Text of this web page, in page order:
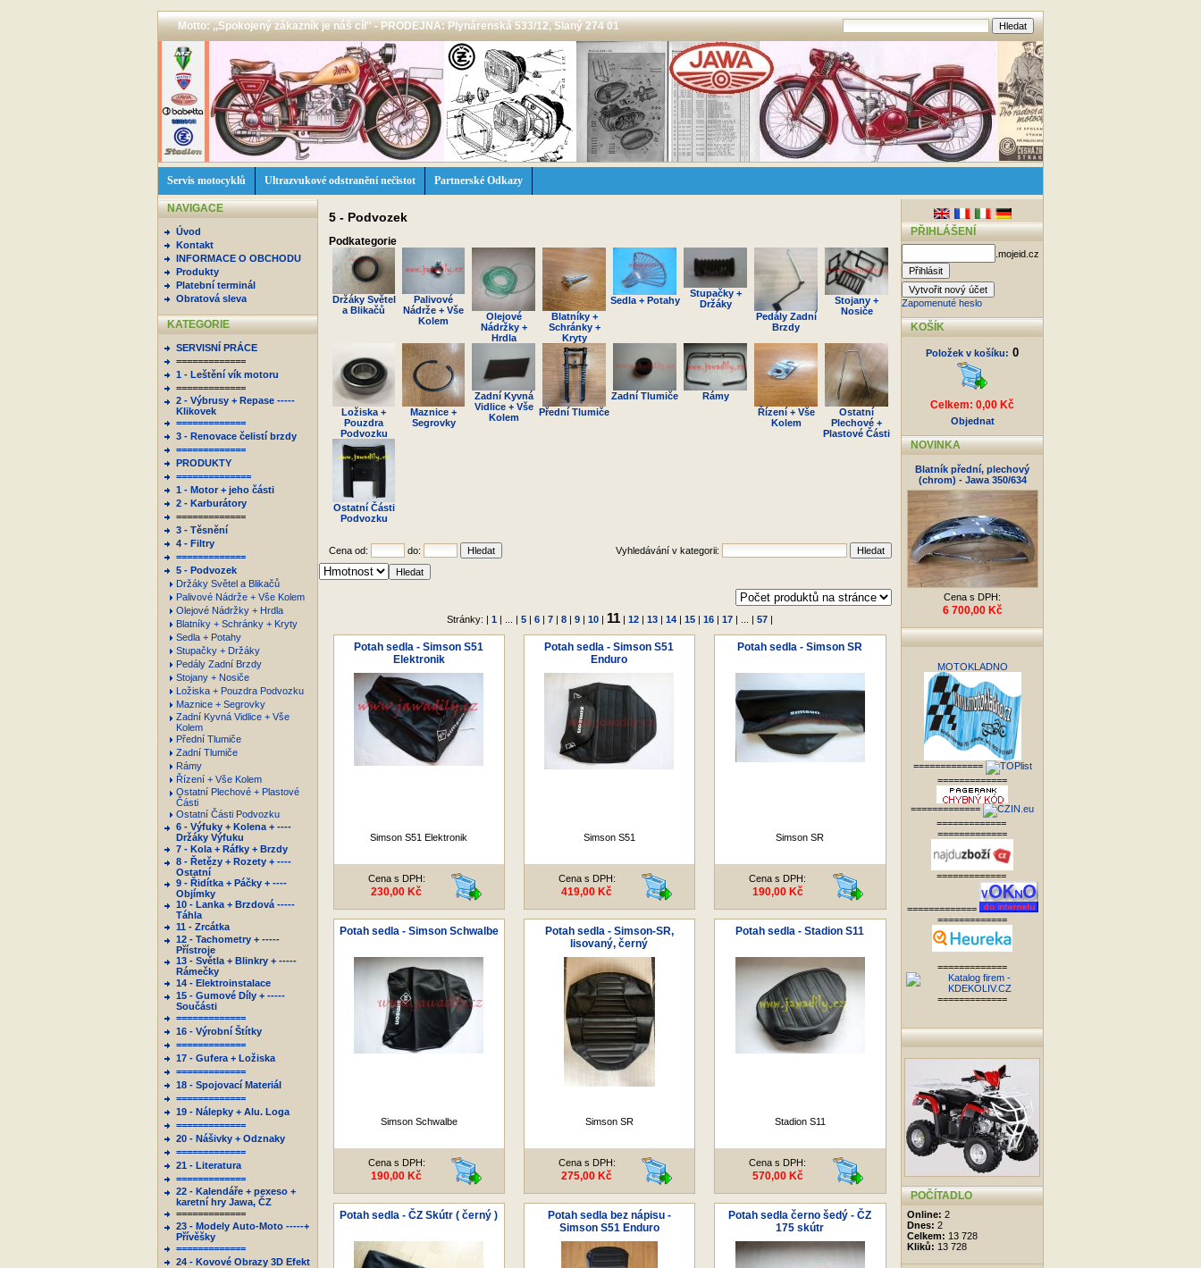
Motto: ,,Spokojený zákazník je náš cíl'' - PRODEJNA: Plynárenská 533/12, Slaný 274 01
Servis motocyklů Ultrazvukové odstranění nečistot Partnerské Odkazy
NAVIGACE
Úvod
Kontakt
INFORMACE O OBCHODU
Produkty
Platební terminál
Obratová sleva
KATEGORIE
SERVISNÍ PRÁCE
=============
1 - Leštění vík motoru
=============
2 - Výbrusy + Repase -----
Klikovek
=============
3 - Renovace čelistí brzdy
=============
PRODUKTY
==============
1 - Motor + jeho části
2 - Karburátory
=============
3 - Těsnění
4 - Filtry
=============
5 - Podvozek
Držáky Světel a Blikačů
Palivové Nádrže + Vše Kolem
Olejové Nádržky + Hrdla
Blatníky + Schránky + Kryty
Sedla + Potahy
Stupačky + Držáky
Pedály Zadní Brzdy
Stojany + Nosiče
Ložiska + Pouzdra Podvozku
Maznice + Segrovky
Zadní Kyvná Vidlice + Vše
Kolem
Přední Tlumiče
Zadní Tlumiče
Rámy
Řízení + Vše Kolem
Ostatní Plechové + Plastové
Části
Ostatní Části Podvozku
6 - Výfuky + Kolena + ----
Držáky Výfuku
7 - Kola + Ráfky + Brzdy
8 - Řetězy + Rozety + ----
Ostatní
9 - Řidítka + Páčky + ----
Objímky
10 - Lanka + Brzdová -----
Táhla
11 - Zrcátka
12 - Tachometry + -----
Přístroje
13 - Světla + Blinkry + -----
Rámečky
14 - Elektroinstalace
15 - Gumové Díly + -----
Součásti
=============
16 - Výrobní Štítky
=============
17 - Gufera + Ložiska
=============
18 - Spojovací Materiál
=============
19 - Nálepky + Alu. Loga
=============
20 - Nášivky + Odznaky
=============
21 - Literatura
=============
22 - Kalendáře + pexeso +
karetní hry Jawa, ČZ
=============
23 - Modely Auto-Moto -----+
Přívěšky
=============
24 - Kovové Obrazy 3D Efekt
5 - Podvozek
Podkategorie
Držáky Světel
a Blikačů
Palivové
Nádrže + Vše
Kolem
Olejové
Nádržky +
Hrdla
Blatníky +
Schránky +
Kryty
Sedla + Potahy
Stupačky +
Držáky
Pedály Zadní
Brzdy
Stojany +
Nosiče
Ložiska +
Pouzdra
Podvozku
Maznice +
Segrovky
Zadní Kyvná
Vidlice + Vše
Kolem
Přední Tlumiče
Zadní Tlumiče
Rámy
Řízení + Vše
Kolem
Ostatní
Plechové +
Plastové Části
Ostatní Části
Podvozku
Cena od: do: Vyhledávání v kategorii:
Stránky: | 1| ... | 5| 6| 7| 8| 9| 10| 11| 12| 13| 14| 15| 16| 17| ... | 57|
Potah sedla - Simson S51
Elektronik
Simson S51 Elektronik
Cena s DPH:
230,00 Kč
Potah sedla - Simson S51
Enduro
Simson S51
Cena s DPH:
419,00 Kč
Potah sedla - Simson SR
Simson SR
Cena s DPH:
190,00 Kč
Potah sedla - Simson Schwalbe
Simson Schwalbe
Cena s DPH:
190,00 Kč
Potah sedla - Simson-SR,
lisovaný, černý
Simson SR
Cena s DPH:
275,00 Kč
Potah sedla - Stadion S11
Stadion S11
Cena s DPH:
570,00 Kč
Potah sedla - ČZ Skútr ( černý )
Potah sedla bez nápisu -
Simson S51 Enduro
Potah sedla černo šedý - ČZ
175 skútr
PŘIHLÁŠENÍ
.mojeid.cz
Zapomenuté heslo
KOŠÍK
Položek v košíku: 0
Celkem: 0,00 Kč
Objednat
NOVINKA
Blatník přední, plechový
(chrom) - Jawa 350/634
Cena s DPH:
6 700,00 Kč
MOTOKLADNO
=============
=============
=============
=============
=============
=============
=============
=============
=============
=============
POČÍTADLO
Online: 2
Dnes: 2
Celkem: 13 728
Kliků: 13 728